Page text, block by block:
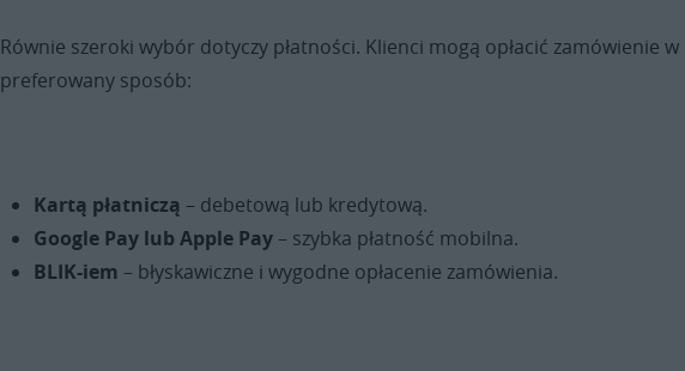
Równie szeroki wybór dotyczy płatności. Klienci mogą opłacić zamówienie w
preferowany sposób:
Kartą płatniczą – debetową lub kredytową.
Google Pay lub Apple Pay – szybka płatność mobilna.
BLIK-iem – błyskawiczne i wygodne opłacenie zamówienia.